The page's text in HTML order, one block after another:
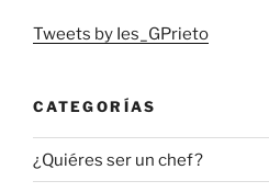
Tweets by Ies_GPrieto
CATEGORÍAS
¿Quiéres ser un chef?